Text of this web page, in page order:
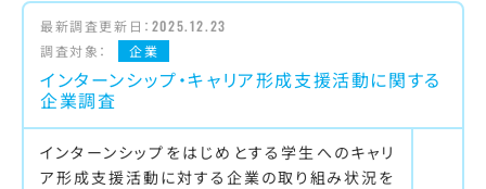
最新調査更新日： 2025.12.23
調査対象：
企業
インターンシップ・キャリア形成支援活動に関する
企業調査
インターンシップをはじめとする学生へのキャリ
ア形成支援活動に対する企業の取り組み状況を